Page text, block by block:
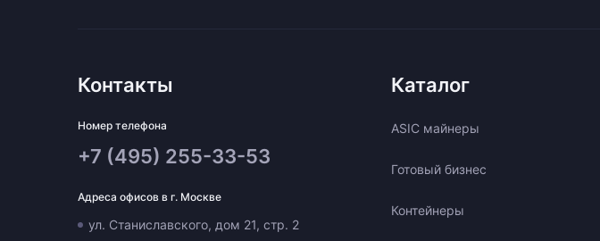
Контакты
Номер телефона
+7 (495) 255-33-53
Адреса офисов в г. Москве
ул. Станиславского, дом 21, стр. 2
Каталог
ASIC майнеры
Готовый бизнес
Контейнеры